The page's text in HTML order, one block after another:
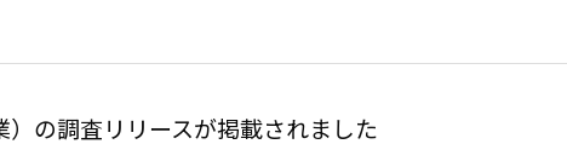
の調査リリースが掲載されました